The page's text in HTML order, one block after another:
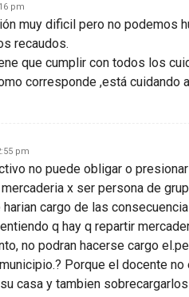
pm
muy dificil pero no podemos
recaudos.
que cumplir con todos los
corresponde ,está cuidando
pm
no puede obligar o
x ser persona de
cargo de las
q hay q repartir
no podran hacerse cargo
Porque el docente
casa y tambien